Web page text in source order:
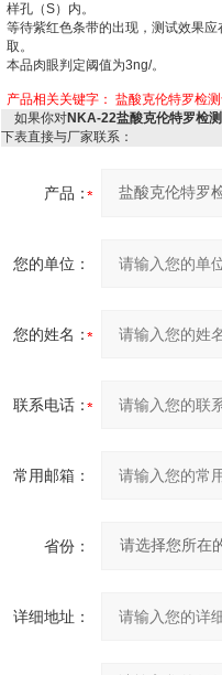
样孔（S）内。
等待紫红色条带的出现，测试效果应
取。
本品肉眼判定阈值为3ng/。
产品相关关键字： 盐酸克伦特罗检
如果你对NKA-22盐酸克伦特罗检
下表直接与厂家联系：
产品：
您的单位：
您的姓名：
联系电话：
常用邮箱：
省份：
详细地址：